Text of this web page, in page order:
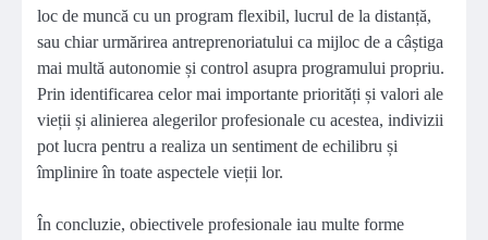
loc de muncă cu un program flexibil, lucrul de la distanță,
sau chiar urmărirea antreprenoriatului ca mijloc de a câștiga
mai multă autonomie și control asupra programului propriu.
Prin identificarea celor mai importante priorități și valori ale
vieții și alinierea alegerilor profesionale cu acestea, indivizii
pot lucra pentru a realiza un sentiment de echilibru și
împlinire în toate aspectele vieții lor.
În concluzie, obiectivele profesionale iau multe forme